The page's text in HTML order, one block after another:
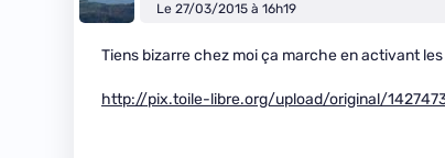
Le 27/03/2015 à 16h19
Tiens bizarre chez moi ça marche en activant
http://pix.toile-libre.org/upload/original/